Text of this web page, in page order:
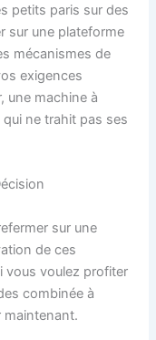
petits paris sur des
sur une plateforme
mécanismes de
exigences
une machine à
ne trahit pas ses
sur une
de ces
vous voulez profiter
combinée à
maintenant.